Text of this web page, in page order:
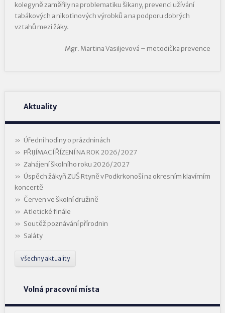
kolegyně zaměřily na problematiku šikany, prevenci užívání
tabákových a nikotinových výrobků a na podporu dobrých
vztahů mezi žáky.
Mgr. Martina Vasiljevová – metodička prevence
Aktuality
Úřední hodiny o prázdninách
PŘIJÍMACÍ ŘÍZENÍ NA ROK 2026/2027
Zahájení školního roku 2026/2027
Úspěch žákyň ZUŠ Rtyně v Podkrkonoší na okresním klavírním
koncertě
Červen ve školní družině
Atletické finále
Soutěž poznávání přírodnin
Saláty
všechny aktuality
Volná pracovní místa